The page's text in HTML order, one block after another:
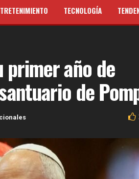
TECNOLOGÍA
primer año de
de